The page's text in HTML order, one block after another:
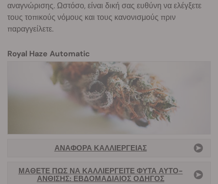
αναγνώρισης. Ωστόσο, είναι δική σας ευθύνη να ελέγξετε
τους τοπικούς νόμους και τους κανονισμούς πριν
παραγγείλετε.
Royal Haze Automatic
ΑΝΑΦΟΡΆ ΚΑΛΛΙΈΡΓΕΙΑΣ
ΜΆΘΕΤΕ ΠΏΣ ΝΑ ΚΑΛΛΙΕΡΓΕΊΤΕ ΦΥΤΆ ΑΥΤΌ-
ΆΝΘΙΣΗΣ: ΕΒΔΟΜΑΔΙΑΊΟΣ ΟΔΗΓΌΣ